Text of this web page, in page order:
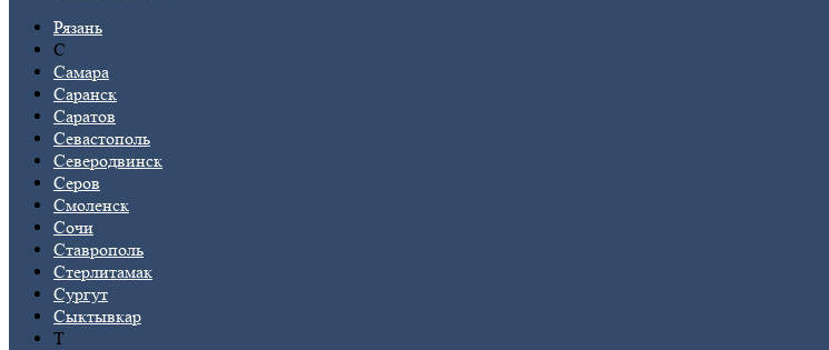
Рязань
С
Самара
Саранск
Саратов
Севастополь
Северодвинск
Серов
Смоленск
Сочи
Ставрополь
Стерлитамак
Сургут
Сыктывкар
Т